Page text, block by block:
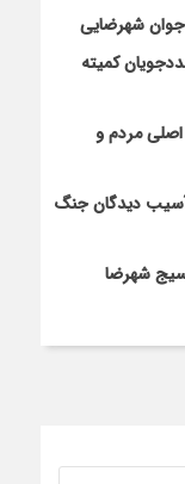
جوان شهرضایی
کمیته
مردم و
آسیب دیدگان جنگ
بسیج شهرضا